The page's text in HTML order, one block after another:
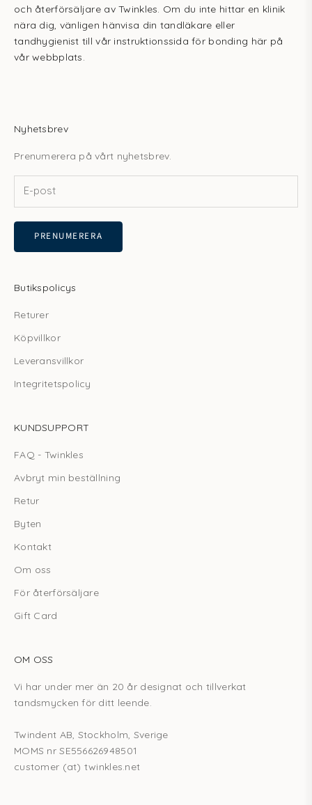
och återförsäljare av Twinkles. Om du inte hittar en klinik
nära dig, vänligen hänvisa din tandläkare eller
tandhygienist till vår instruktionssida för bonding här på
vår webbplats.
Nyhetsbrev
Prenumerera på vårt nyhetsbrev.
PRENUMERERA
Butikspolicys
Returer
Köpvillkor
Leveransvillkor
Integritetspolicy
KUNDSUPPORT
FAQ - Twinkles
Avbryt min beställning
Retur
Byten
Kontakt
Om oss
För återförsäljare
Gift Card
OM OSS
Vi har under mer än 20 år designat och tillverkat
tandsmycken för ditt leende.
Twindent AB, Stockholm, Sverige
MOMS nr SE556626948501
customer (at) twinkles.net